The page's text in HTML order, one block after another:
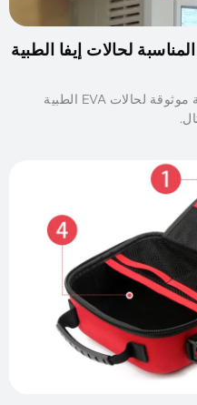
لحالات إيفا الطبية
تعرف على كيفية اختيار شركة مصنعة موثوقة لحالات EVA الطبية